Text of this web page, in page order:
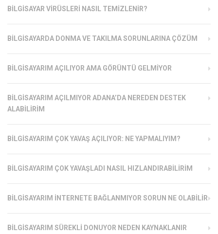
BILGISAYAR VIRÜSLERI NASIL TEMIZLENIR?
BILGISAYARDA DONMA VE TAKILMA SORUNLARINA ÇÖZÜM
BILGISAYARIM AÇILIYOR AMA GÖRÜNTÜ GELMIYOR
BILGISAYARIM AÇILMIYOR ADANA’DA NEREDEN DESTEK
ALABILIRIM
BILGISAYARIM ÇOK YAVAŞ AÇILIYOR: NE YAPMALIYIM?
BILGISAYARIM ÇOK YAVAŞLADI NASIL HIZLANDIRABILIRIM
BILGISAYARIM İNTERNETE BAĞLANMIYOR SORUN NE OLABILIR
BILGISAYARIM SÜREKLI DONUYOR NEDEN KAYNAKLANIR